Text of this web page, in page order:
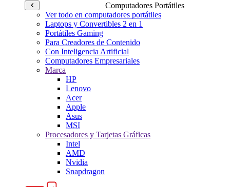
Computadores Portátiles
Ver todo en computadores portátiles
Laptops y Convertibles 2 en 1
Portátiles Gaming
Para Creadores de Contenido
Con Inteligencia Artificial
Computadores Empresariales
Marca
HP
Lenovo
Acer
Apple
Asus
MSI
Procesadores y Tarjetas Gráficas
Intel
AMD
Nvidia
Snapdragon